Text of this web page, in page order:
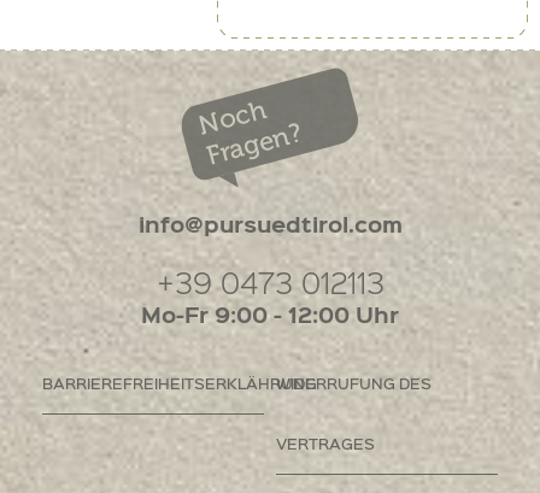
Noch
Fragen?
info@pursuedtirol.com
+39 0473 012113
Mo-Fr 9:00 - 12:00 Uhr
BARRIEREFREIHEITSERKLÄHRUNGWIDERRUFUNG DES
VERTRAGES